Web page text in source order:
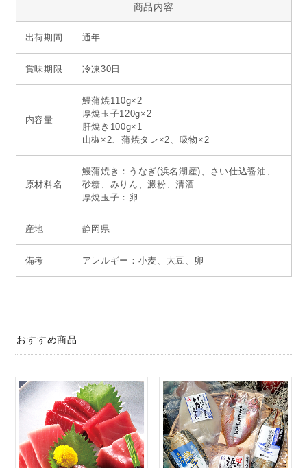
商品内容
出荷期間 通年
賞味期限 冷凍30日
内容量
鰻蒲焼110g×2
厚焼玉子120g×2
肝焼き100g×1
山椒×2、蒲焼タレ×2、吸物×2
原材料名
鰻蒲焼き：うなぎ(浜名湖産)、さい仕込醤油、
砂糖、みりん、澱粉、清酒
厚焼玉子：卵
産地 静岡県
備考 アレルギー：小麦、大豆、卵
おすすめ商品